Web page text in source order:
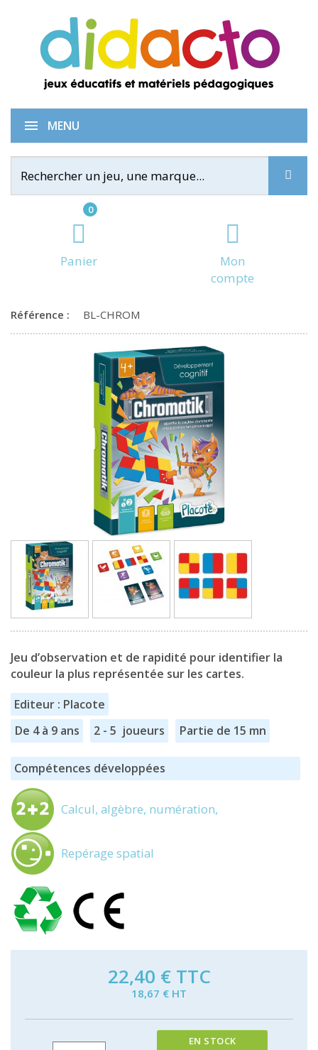
0
Panier
Mon
compte
MENU
Chromatik
Référence : BL-CHROM
Jeu d’observation et de rapidité pour identifier la
couleur la plus représentée sur les cartes.
Editeur : Placote
De 4 à 9 ans
2 - 5 joueurs Partie de 15 mn
Compétences développées
Calcul, algèbre, numération,
Repérage spatial
22,40 € TTC
18,67 € HT
EN STOCK